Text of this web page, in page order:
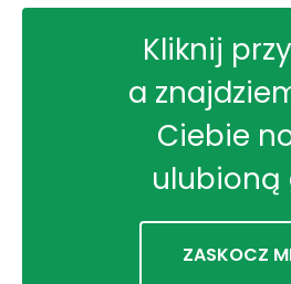
Kliknij
a
Ciebie
ulubioną
ZASKOCZ